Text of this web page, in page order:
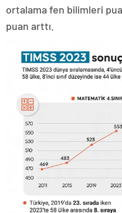
ortalama fen bilimleri
puan arttı.